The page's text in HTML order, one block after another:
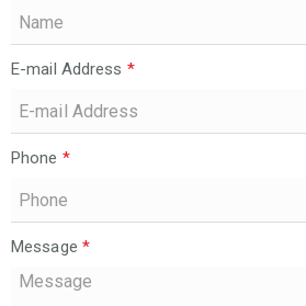
E-mail Address *
Phone *
Message *